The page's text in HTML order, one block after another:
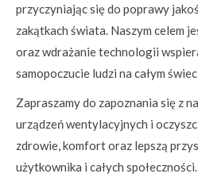
przyczyniając się do poprawy
zakątkach świata. Naszym celem
oraz wdrażanie technologii
samopoczucie ludzi na całym
Zapraszamy do zapoznania się z
urządzeń wentylacyjnych i
zdrowie, komfort oraz lepszą
użytkownika i całych społeczności.